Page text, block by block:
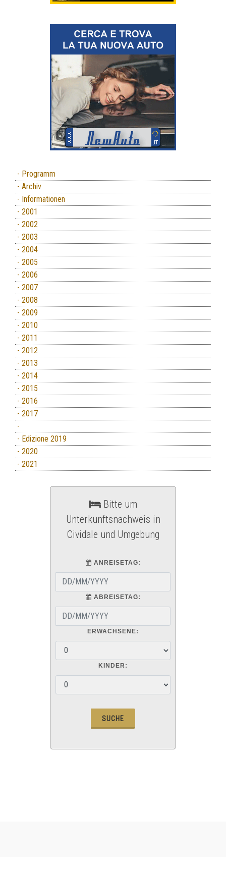
- Programm
- Archiv
- Informationen
- 2001
- 2002
- 2003
- 2004
- 2005
- 2006
- 2007
- 2008
- 2009
- 2010
- 2011
- 2012
- 2013
- 2014
- 2015
- 2016
- 2017
-
- Edizione 2019
- 2020
- 2021
Bitte um
Unterkunftsnachweis in
Cividale und Umgebung
ANREISETAG:
ABREISETAG:
ERWACHSENE:
KINDER: